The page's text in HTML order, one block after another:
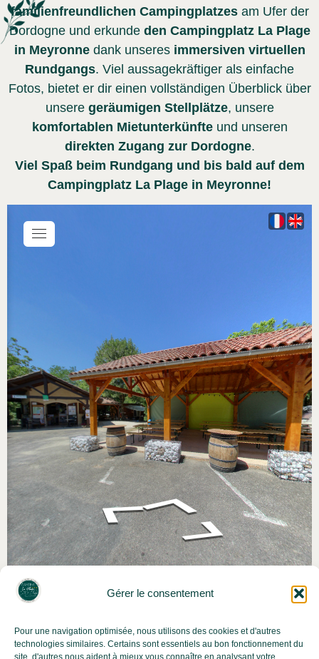
Gérer le consentement
Pour une navigation optimisée, nous utilisons des cookies et d'autres
technologies similaires. Certains sont essentiels au bon fonctionnement du
site, d'autres nous aident à mieux vous connaître en analysant votre
familienfreundlichen Campingplatzesam Ufer der
Dordogne und erkunde den Campingplatz La Plage
in Meyronnedank unseres immersiven virtuellen
Rundgangs. Viel aussagekräftiger als einfache
Fotos, bietet er dir einen vollständigen Überblick über
unsere geräumigen Stellplätze, unsere
komfortablen Mietunterkünfteund unseren
direkten Zugang zur Dordogne.
Viel Spaß beim Rundgang und bis bald auf dem
Campingplatz La Plage in Meyronne!